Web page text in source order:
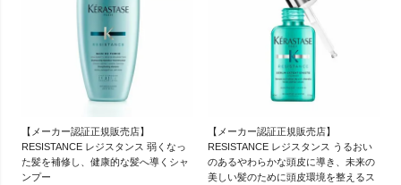
【メーカー認証正規販売店】
RESISTANCE レジスタンス 弱くなっ
た髪を補修し、健康的な髪へ導くシャ
ンプー
【メーカー認証正規販売店】
RESISTANCE レジスタンス うるおい
のあるやわらかな頭皮に導き、未来の
美しい髪のために頭皮環境を整えるス